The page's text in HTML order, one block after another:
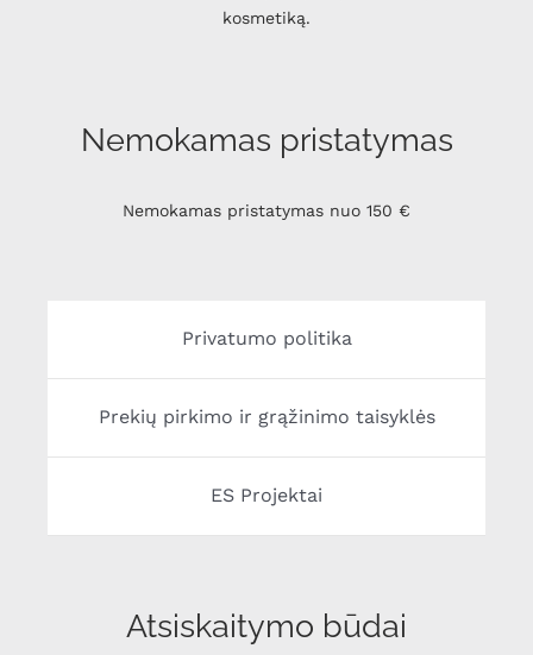
kosmetiką.
Nemokamas pristatymas
Nemokamas pristatymas nuo 150 €
Privatumo politika
Prekių pirkimo ir grąžinimo taisyklės
ES Projektai
Atsiskaitymo būdai